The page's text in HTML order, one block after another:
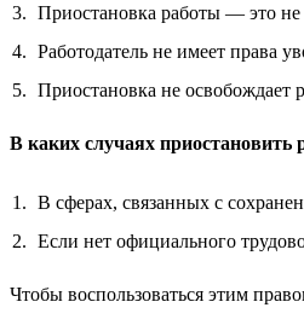
Приостановка работы — это не
Работодатель не имеет права
Приостановка не освобождает
В каких случаях приостановить
В сферах, связанных с
Если нет официального
Чтобы воспользоваться этим